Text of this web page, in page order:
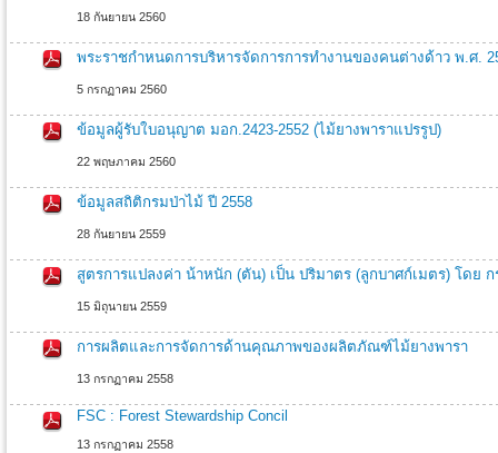
18 กันยายน 2560
พระราชกำหนดการบริหารจัดการการทํางานของคนต่างด้าว พ.ศ.
5 กรกฏาคม 2560
ข้อมูลผู้รับใบอนุญาต มอก.2423-2552 (ไม้ยางพาราแปรรูป)
22 พฤษภาคม 2560
ข้อมูลสถิติกรมป่าไม้ ปี 2558
28 กันยายน 2559
สูตรการแปลงค่า น้าหนัก (ตัน) เป็น ปริมาตร (ลูกบาศก์เมตร) โดย
15 มิถุนายน 2559
การผลิตและการจัดการด้านคุณภาพของผลิตภัณฑ์ไม้ยางพารา
13 กรกฏาคม 2558
FSC : Forest Stewardship Concil
13 กรกฏาคม 2558